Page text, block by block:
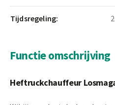
Tijdsregeling:
Functie omschrijving
Heftruckchauffeur